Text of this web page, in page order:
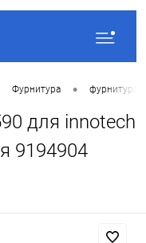
Фурнитура • фурнитура
для innotech
9194904